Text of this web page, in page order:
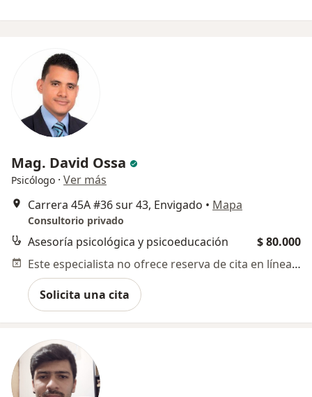
Mag. David Ossa
Psicólogo · Ver más
Carrera 45A #36 sur 43, Envigado • Mapa
Consultorio privado
Asesoría psicológica y psicoeducación
$ 80.000
Este especialista no ofrece reserva de cita en línea en esta dirección.
Solicita una cita